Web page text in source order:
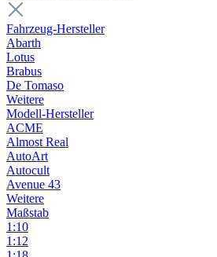
Fahrzeug-Hersteller
Abarth
Lotus
Brabus
De Tomaso
Weitere
Modell-Hersteller
ACME
Almost Real
AutoArt
Autocult
Avenue 43
Weitere
Maßstab
1:10
1:12